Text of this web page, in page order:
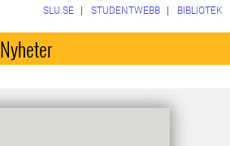
SLU.SE STUDENTWEBB BIBLIOTEK
Nyheter